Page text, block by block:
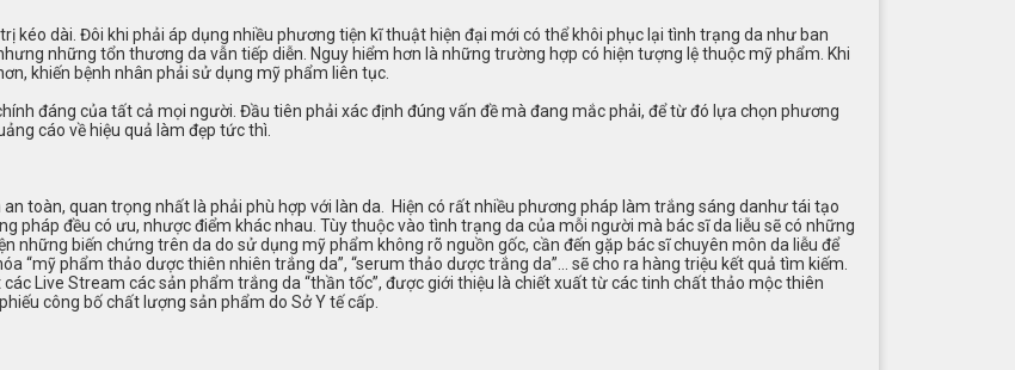
kéo dài. Đôi khi phải áp dụng nhiều phương tiện kĩ thuật hiện đại mới có thể khôi phục lại tình trạng da như ban
những tổn thương da vẫn tiếp diễn. Nguy hiểm hơn là những trường hợp có hiện tượng lệ thuộc mỹ phẩm. Khi
khiến bệnh nhân phải sử dụng mỹ phẩm liên tục.
đáng của tất cả mọi người. Đầu tiên phải xác định đúng vấn đề mà đang mắc phải, để từ đó lựa chọn phương
cáo về hiệu quả làm đẹp tức thì.
toàn, quan trọng nhất là phải phù hợp với làn da. Hiện có rất nhiều phương pháp làm trắng sáng danhư tái tạo
pháp đều có ưu, nhược điểm khác nhau. Tùy thuộc vào tình trạng da của mỗi người mà bác sĩ da liễu sẽ có những
những biến chứng trên da do sử dụng mỹ phẩm không rõ nguồn gốc, cần đến gặp bác sĩ chuyên môn da liễu để
“mỹ phẩm thảo dược thiên nhiên trắng da”, “serum thảo dược trắng da”… sẽ cho ra hàng triệu kết quả tìm kiếm.
Live Stream các sản phẩm trắng da “thần tốc”, được giới thiệu là chiết xuất từ các tinh chất thảo mộc thiên
công bố chất lượng sản phẩm do Sở Y tế cấp.